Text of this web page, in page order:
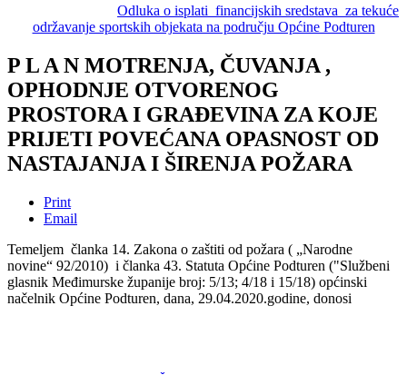
Odluka o isplati financijskih sredstava za tekuće
održavanje sportskih objekata na području Općine Podturen
P L A N MOTRENJA, ČUVANJA ,
OPHODNJE OTVORENOG
PROSTORA I GRAĐEVINA ZA KOJE
PRIJETI POVEĆANA OPASNOST OD
NASTAJANJA I ŠIRENJA POŽARA
Print
Email
Temeljem članka 14. Zakona o zaštiti od požara ( „Narodne
novine“ 92/2010) i članka 43. Statuta Općine Podturen ("Službeni
glasnik Međimurske županije broj: 5/13; 4/18 i 15/18) općinski
načelnik Općine Podturen, dana, 29.04.2020.godine, donosi